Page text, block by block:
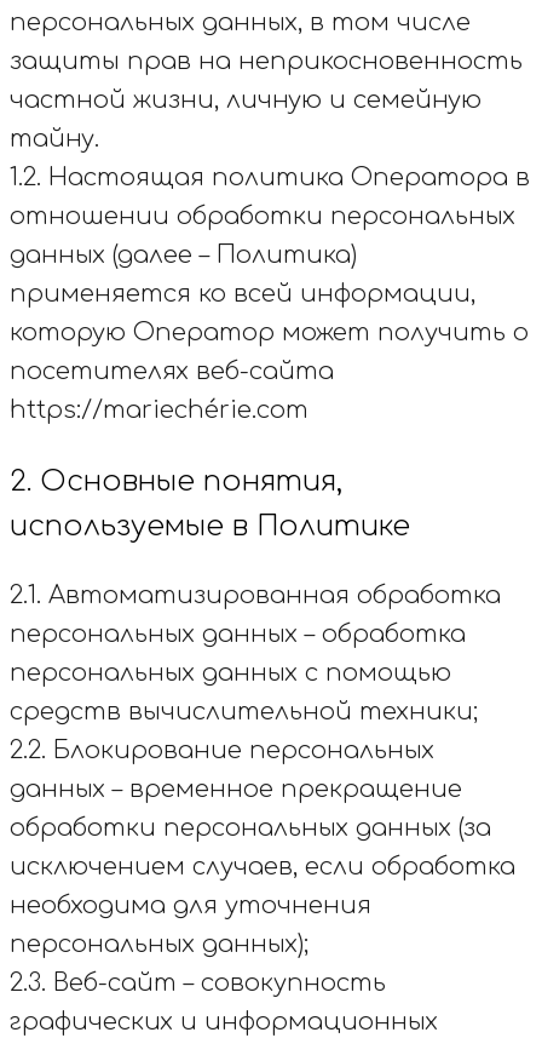
персональных данных, в том числе
защиты прав на неприкосновенность
частной жизни, личную и семейную
тайну.
1.2. Настоящая политика Оператора в
отношении обработки персональных
данных (далее – Политика)
применяется ко всей информации,
которую Оператор может получить о
посетителях веб-сайта
https://mariechérie.com
2. Основные понятия,
используемые в Политике
2.1. Автоматизированная обработка
персональных данных – обработка
персональных данных с помощью
средств вычислительной техники;
2.2. Блокирование персональных
данных – временное прекращение
обработки персональных данных (за
исключением случаев, если обработка
необходима для уточнения
персональных данных);
2.3. Веб-сайт – совокупность
графических и информационных